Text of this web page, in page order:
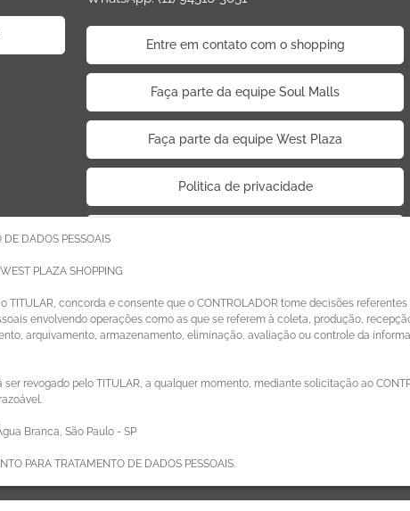
DADOS PESSOAIS
PLAZA SHOPPING
TITULAR, concorda e consente que o CONTROLADOR tome decisões
envolvendo operações como as que se referem à coleta, produção,
arquivamento, armazenamento, eliminação, avaliação ou controle da
revogado pelo TITULAR, a qualquer momento, mediante solicitação ao
Branca, São Paulo - SP
PARA TRATAMENTO DE DADOS PESSOAIS.
Entre em contato com o shopping
Faça parte da equipe Soul Malls
Faça parte da equipe West Plaza
Politica de privacidade